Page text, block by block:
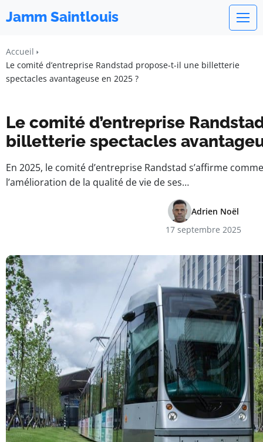
Jamm Saintlouis
Accueil
Le comité d’entreprise Randstad propose-t-il une billetterie
spectacles avantageuse en 2025 ?
Le comité d’entreprise
billetterie spectacles
En 2025, le comité d’entreprise Randstad s’affirme
l’amélioration de la qualité de vie de ses…
Adrien Noël
17 septembre 2025